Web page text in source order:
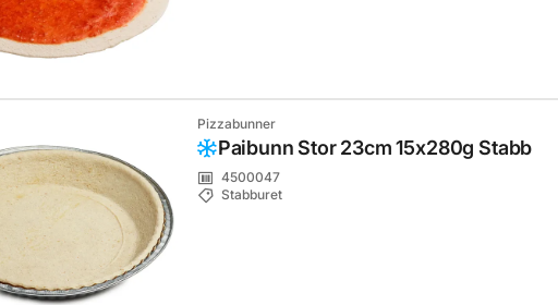
Pizzabunner
Paibunn Stor 23cm 15x280g Stabb
4500047
Stabburet